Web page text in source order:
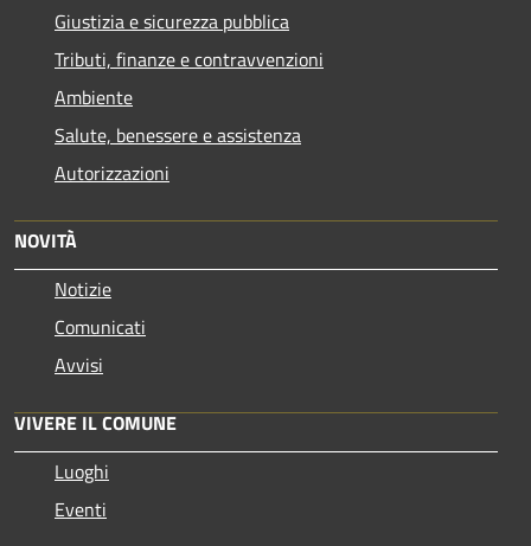
Giustizia e sicurezza pubblica
Tributi, finanze e contravvenzioni
Ambiente
Salute, benessere e assistenza
Autorizzazioni
NOVITÀ
Notizie
Comunicati
Avvisi
VIVERE IL COMUNE
Luoghi
Eventi